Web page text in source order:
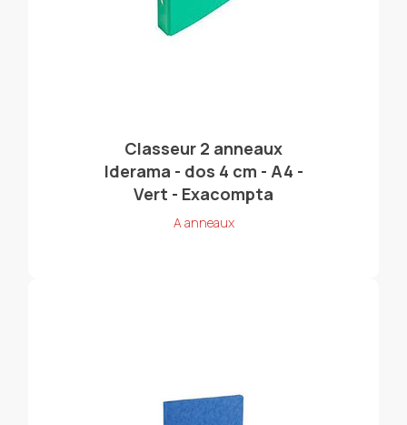
Classeur 2 anneaux
Iderama - dos 4 cm - A4 -
Vert - Exacompta
A anneaux